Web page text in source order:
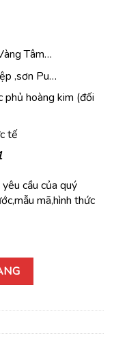
Tâm…
,sơn Pu…
hoàng kim (đối
tế
cầu của quý
mã,hình thức